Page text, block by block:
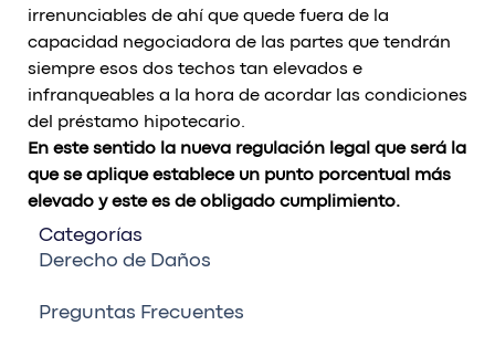
irrenunciables de ahí que quede fuera de la
capacidad negociadora de las partes que tendrán
siempre esos dos techos tan elevados e
infranqueables a la hora de acordar las condiciones
del préstamo hipotecario.
En este sentido la nueva regulación legal que será la
que se aplique establece un punto porcentual más
elevado y este es de obligado cumplimiento.
Categorías
Derecho de Daños
Preguntas Frecuentes